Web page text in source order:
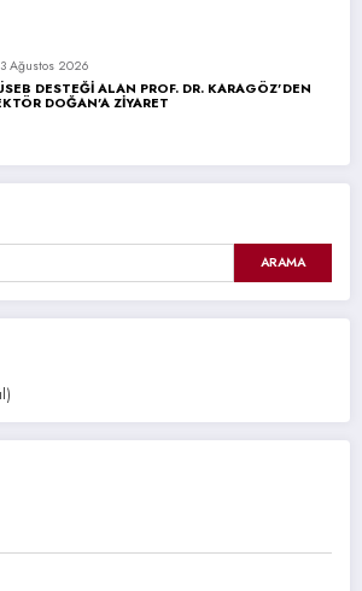
3 Ağustos 2026
DESTEĞİ ALAN PROF. DR. KARAGÖZ’DEN
DOĞAN’A ZİYARET
ARAMA